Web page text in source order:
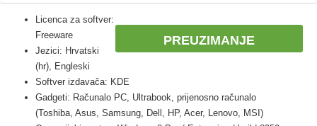
PREUZIMANJE
Licenca za softver:
Freeware
Jezici: Hrvatski
(hr), Engleski
Softver izdavača: KDE
Gadgeti: Računalo PC, Ultrabook, prijenosno računalo
(Toshiba, Asus, Samsung, Dell, HP, Acer, Lenovo, MSI)